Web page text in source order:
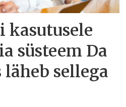
kasutusele
süsteem Da
sellega